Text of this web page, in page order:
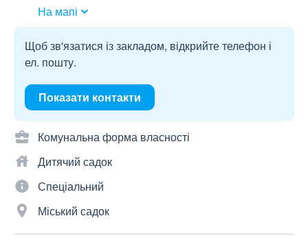
На мапі
Щоб зв'язатися із закладом, відкрийте телефон і
ел. пошту.
Показати контакти
Комунальна форма власності
Дитячий садок
Спеціальний
Міський садок